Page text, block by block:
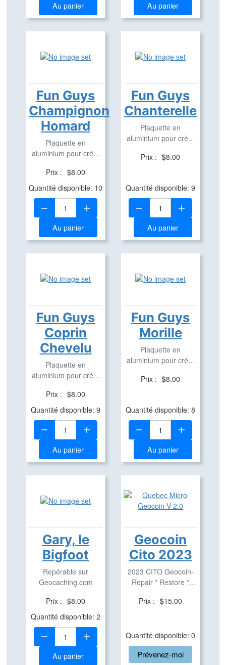
Au panier Au panier
Fun Guys
Champignon
Homard
Plaquette en
aluminium pour créer
Prix : $8.00
Quantité disponible: 10
Quantité:
Au panier
Fun Guys
Chanterelle
Plaquette en
aluminium pour créer
Prix : $8.00
Quantité disponible: 9
Quantité:
Au panier
Fun Guys
Coprin
Chevelu
Plaquette en
aluminium pour créer
Prix : $8.00
Quantité disponible: 9
Quantité:
Au panier
Fun Guys
Morille
Plaquette en
aluminium pour créer
Prix : $8.00
Quantité disponible: 8
Quantité:
Au panier
Gary, le
Bigfoot
Repérable sur
Geocaching.com
Prix : $8.00
Quantité disponible: 2
Quantité:
Au panier
Geocoin
Cito 2023
2023 CITO Geocoin-
Repair * Restore *
Prix : $15.00
Quantité disponible: 0
Prévenez-moi